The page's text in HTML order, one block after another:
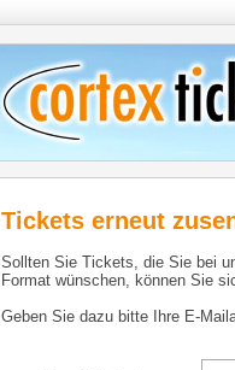
Tickets erneut
Sollten Sie Tickets, die Sie bei
Format wünschen, können Sie
Geben Sie dazu bitte Ihre E-